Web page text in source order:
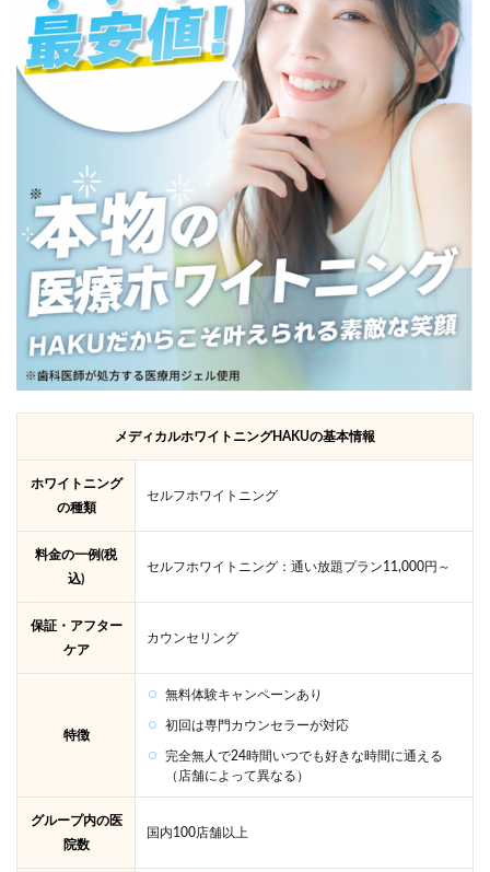
メディカルホワイトニングHAKUの基本情報
ホワイトニング
の種類
セルフホワイトニング
料金の一例(税
込)
セルフホワイトニング：通い放題プラン11,000円～
保証・アフター
ケア
カウンセリング
特徴
無料体験キャンペーンあり
初回は専門カウンセラーが対応
完全無人で24時間いつでも好きな時間に通える
（店舗によって異なる）
グループ内の医
院数
国内100店舗以上